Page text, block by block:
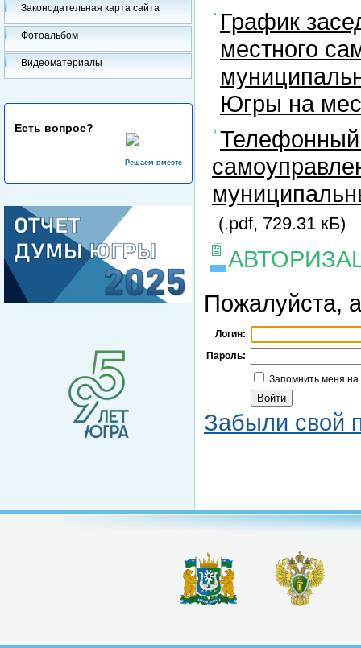
Законодательная карта сайта
Фотоальбом
Видеоматериалы
Есть вопрос?
Решаем вместе
График
местного
Югры на
Телефонный
(.pdf, 729.31 кБ)
Пожалуйста,
Логин:
Пароль:
Запомнить меня
Забыли свой